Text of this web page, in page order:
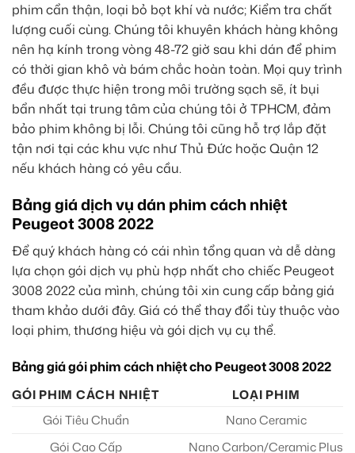
phim cẩn thận, loại bỏ bọt khí và nước; Kiểm tra chất
lượng cuối cùng. Chúng tôi khuyên khách hàng không
nên hạ kính trong vòng 48-72 giờ sau khi dán để phim
có thời gian khô và bám chắc hoàn toàn. Mọi quy trình
đều được thực hiện trong môi trường sạch sẽ, ít bụi
bẩn nhất tại trung tâm của chúng tôi ở TPHCM, đảm
bảo phim không bị lỗi. Chúng tôi cũng hỗ trợ lắp đặt
tận nơi tại các khu vực như Thủ Đức hoặc Quận 12
nếu khách hàng có yêu cầu.
Bảng giá dịch vụ dán phim cách nhiệt
Peugeot 3008 2022
Để quý khách hàng có cái nhìn tổng quan và dễ dàng
lựa chọn gói dịch vụ phù hợp nhất cho chiếc Peugeot
3008 2022 của mình, chúng tôi xin cung cấp bảng giá
tham khảo dưới đây. Giá có thể thay đổi tùy thuộc vào
loại phim, thương hiệu và gói dịch vụ cụ thể.
Bảng giá gói phim cách nhiệt cho Peugeot 3008 2022
GÓI PHIM CÁCH NHIỆT
LOẠI PHIM
Gói Tiêu Chuẩn
Nano Ceramic
Gói Cao Cấp
Nano Carbon/Ceramic Plus